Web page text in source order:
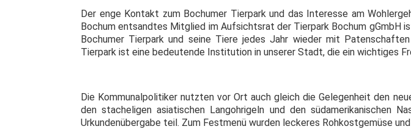
Der enge Kontakt zum Bochumer Tierpark und das Interesse am
Bochum entsandtes Mitglied im Aufsichtsrat der Tierpark Bochum gGmbH
Bochumer Tierpark und seine Tiere jedes Jahr wieder mit
Tierpark ist eine bedeutende Institution in unserer Stadt, die ein wichtiges
Die Kommunalpolitiker nutzten vor Ort auch gleich die Gelegenheit den
den stacheligen asiatischen Langohrigeln und den südamerikanischen
Urkundenübergabe teil. Zum Festmenü wurden leckeres Rohkostgemüse